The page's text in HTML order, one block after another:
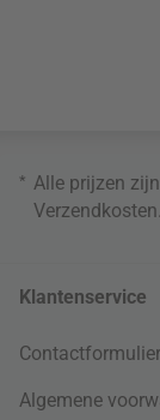
* Alle prijzen
Verzendkosten
Klantenservice
Contactformulier
Algemene